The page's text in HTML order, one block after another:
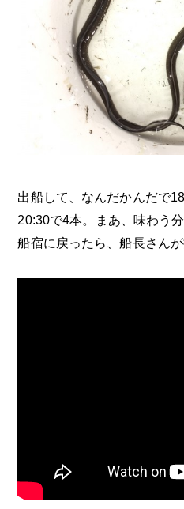
出船して、なんだかんだで
20:30で4本。まあ、味わう
船宿に戻ったら、船長さんが